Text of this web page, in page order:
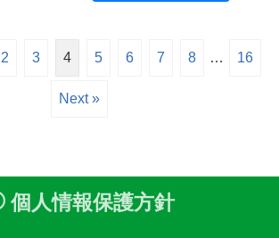
2 3 4 5 6 7 8 … 16
Next »
個人情報保護方針